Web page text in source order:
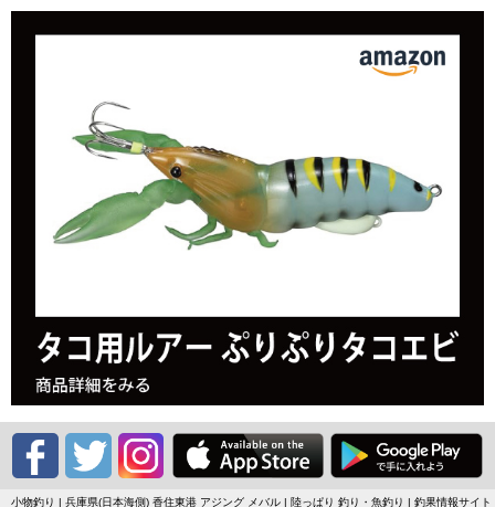
小物釣り | 兵庫県(日本海側) 香住東港 アジング メバル | 陸っぱり 釣り・魚釣り | 釣果情報サイト